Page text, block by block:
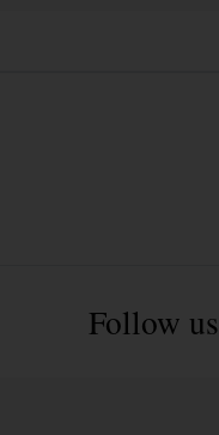
Follow us